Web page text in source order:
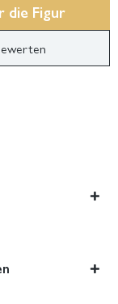
die Figur